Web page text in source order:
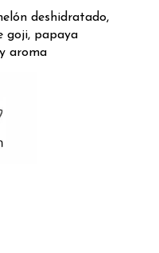
deshidratado,
goji, papaya
aroma